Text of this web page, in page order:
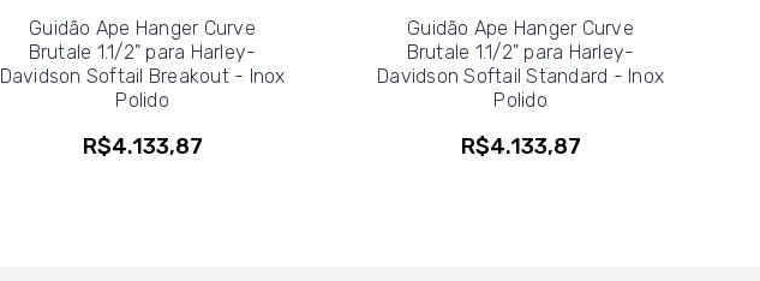
Guidão Ape Hanger Curve
Brutale 1.1/2" para Harley-
Davidson Softail Breakout - Inox
Polido
R$4.133,87
Guidão Ape Hanger Curve
Brutale 1.1/2" para Harley-
Davidson Softail Standard - Inox
Polido
R$4.133,87